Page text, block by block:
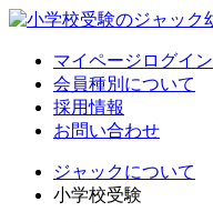
マイページログイン
会員種別について
採用情報
お問い合わせ
ジャックについて
小学校受験